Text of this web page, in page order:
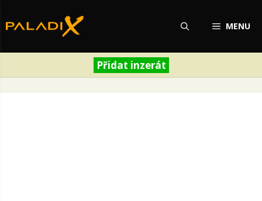
na
MENU
Přidat inzerát